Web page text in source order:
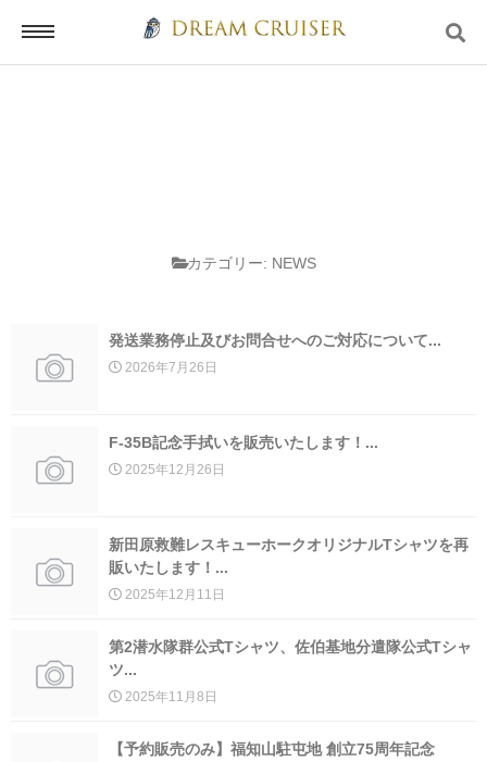
カテゴリー: NEWS
発送業務停止及びお問合せへのご対応について...
2026年7月26日
F-35B記念手拭いを販売いたします！...
2025年12月26日
新田原救難レスキューホークオリジナルTシャツを再
販いたします！...
2025年12月11日
第2潜水隊群公式Tシャツ、佐伯基地分遣隊公式Tシャ
ツ...
2025年11月8日
【予約販売のみ】福知山駐屯地 創立75周年記念